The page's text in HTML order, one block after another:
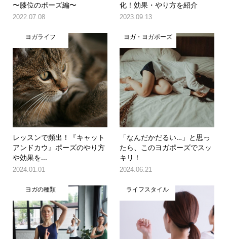
〜膝位のポーズ編〜
2022.07.08
化！効果・やり方を紹介
2023.09.13
ヨガライフ
レッスンで頻出！『キャット
アンドカウ』ポーズのやり方
や効果を...
2024.01.01
ヨガ・ヨガポーズ
「なんだかだるい…」と思っ
たら、このヨガポーズでスッ
キリ！
2024.06.21
ヨガの種類 ライフスタイル